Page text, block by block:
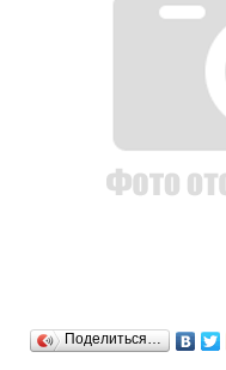
Поделиться…